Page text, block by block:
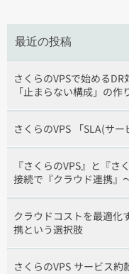
最近の投稿
さくらのVPSで始める
「止まらない構成」の作
さくらのVPS 「SLA(サ
『さくらのVPS』と『
接続で『クラウド連携』
クラウドコストを最適化
携という選択肢
さくらのVPS サービス約